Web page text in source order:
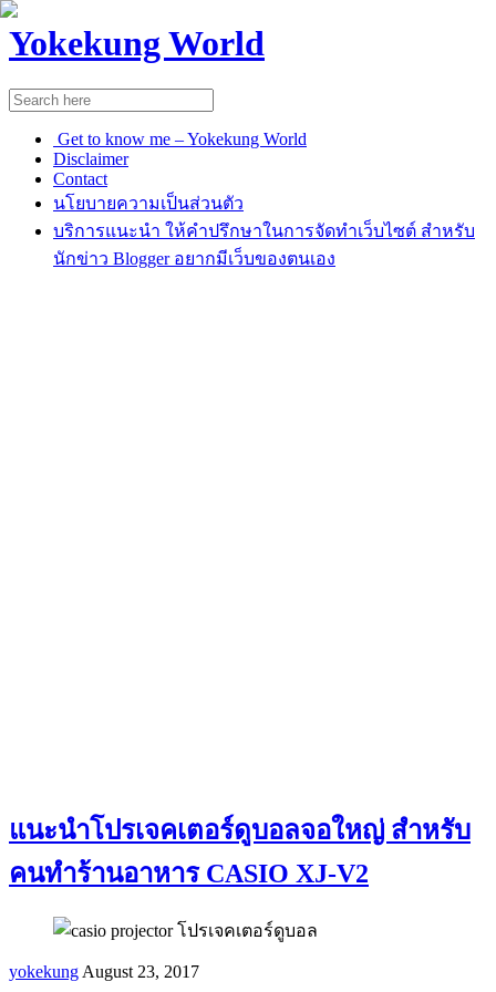
Yokekung World
Get to know me – Yokekung World
Disclaimer
Contact
นโยบายความเป็นส่วนตัว
บริการแนะนำ ให้คำปรึกษาในการจัดทำเว็บไซต์ สำหรับ
นักข่าว Blogger อยากมีเว็บของตนเอง
แนะนำโปรเจคเตอร์ดูบอลจอใหญ่ สำหรับ
คนทำร้านอาหาร CASIO XJ-V2
yokekung August 23, 2017